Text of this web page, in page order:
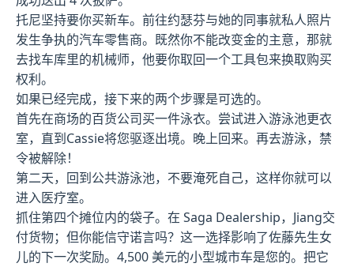
托尼坚持要你买新车。前往约瑟芬与她的同事就私人照片
发生争执的汽车零售商。既然你不能改变金的主意，那就
去找车库里的机械师，他要你取回一个工具包来换取购买
权利。
如果已经完成，接下来的两个步骤是可选的。
首先在商场的百货公司买一件泳衣。尝试进入游泳池更衣
室，直到Cassie将您驱逐出境。晚上回来。再去游泳，禁
令被解除！
第二天，回到公共游泳池，不要淹死自己，这样你就可以
进入医疗室。
抓住第四个摊位内的袋子。在 Saga Dealership，Jiang交
付货物；但你能信守诺言吗？这一选择影响了佐藤先生女
儿的下一次奖励。4,500 美元的小型城市车是您的。把它